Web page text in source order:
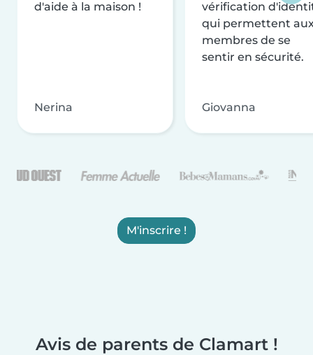
d'aide à la maison !
Nerina
vérification
qui permettent
membres de se
sentir en sécurité.
Giovanna
M'inscrire !
Avis de parents de Clamart !